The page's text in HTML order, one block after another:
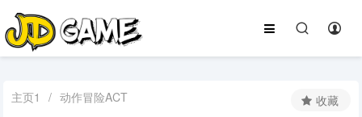
主页1 / 动作冒险ACT 收藏